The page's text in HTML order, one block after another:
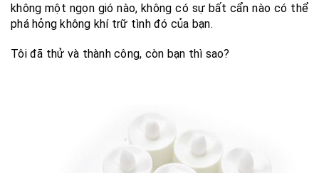
không một ngọn gió nào, không có sự bất cẩn nào có thể
phá hỏng không khí trữ tình đó của bạn.
Tôi đã thử và thành công, còn bạn thì sao?